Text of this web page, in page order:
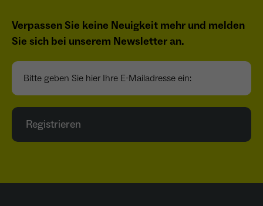
Verpassen Sie keine Neuigkeit mehr und melden
Sie sich bei unserem Newsletter an.
Bitte geben Sie hier Ihre E-Mailadresse ein:
Registrieren